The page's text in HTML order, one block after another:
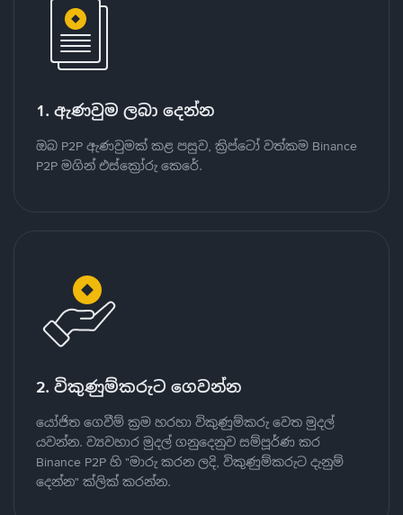
1. ඇණවුම ලබා දෙන්න
ඔබ P2P ඇණවුමක් කළ පසුව, ක්‍රිප්ටෝ වත්කම Binance
P2P මගින් එස්ක්‍රෝරු කෙරේ.
2. විකුණුම්කරුට ගෙවන්න
යෝජිත ගෙවීම් ක්‍රම හරහා විකුණුම්කරු වෙත මුදල්
යවන්න. ව්‍යවහාර මුදල් ගනුදෙනුව සම්පූර්ණ කර
Binance P2P හි "මාරු කරන ලදි, විකුණුම්කරුට දැනුම්
දෙන්න" ක්ලික් කරන්න.